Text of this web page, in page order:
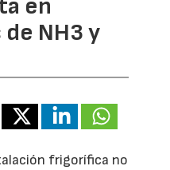
en
NH3 y
frigorífica no